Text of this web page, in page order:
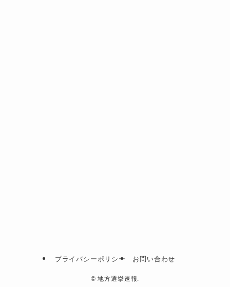
プライバシーポリシー お問い合わせ
© 地方選挙速報.